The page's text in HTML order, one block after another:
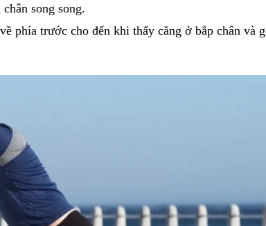
song song.
phía trước cho đến khi thấy căng ở bắp chân và